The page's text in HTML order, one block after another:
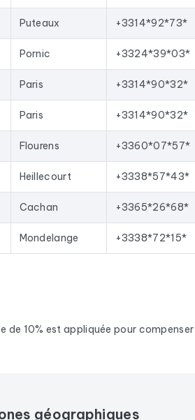
Puteaux +3314*92*73*
Pornic +3324*39*03*
Paris +3314*90*32*
Paris +3314*90*32*
Flourens +3360*07*57*
Heillecourt +3338*57*43*
Cachan +3365*26*68*
Mondelange +3338*72*15*
10% est appliquée pour
géographiques